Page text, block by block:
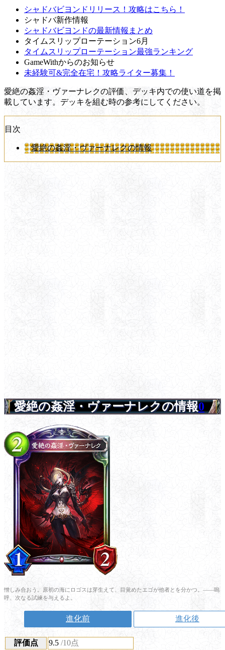
シャドバビヨンドリリース！攻略はこちら！
シャドバ新作情報
シャドバビヨンドの最新情報まとめ
タイムスリップローテーション6月
タイムスリップローテーション最強ランキング
GameWithからのお知らせ
未経験可&完全在宅！攻略ライター募集！
愛絶の姦淫・ヴァーナレクの評価、デッキ内での使い道を掲
載しています。デッキを組む時の参考にしてください。
目次
愛絶の姦淫・ヴァーナレクの情報
愛絶の姦淫・ヴァーナレクの情報0
憎しみ合おう。原初の海にロゴスは芽生えて、目覚めたエゴが他者とを分かつ。――嗚
呼、次なる試練を与えるよ。
進化前 進化後
評価点 9.5 /10点